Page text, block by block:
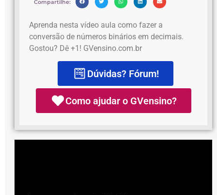
Compartilhe:
Aprenda nesta vídeo aula como fazer a
conversão de números binários em decimais.
Gostou? Dê +1! GVensino.com.br
Dúvidas? Fórum!
Como ajudar o GVensino?